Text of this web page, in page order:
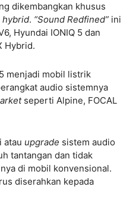
dikembangkan khusus
hybrid. “Sound Redfined” ini
Hyundai IONIQ 5 dan
Hybrid.
menjadi mobil listrik
audio sistemnya
seperti Alpine, FOCAL
atau upgrade sistem audio
tantangan dan tidak
di mobil konvensional.
diserahkan kepada